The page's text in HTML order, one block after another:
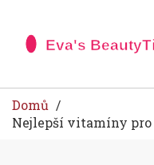
Domů
Nejlepší vitamíny